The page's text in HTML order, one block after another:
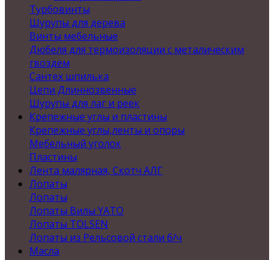
Турбовинты
Шурупы для дерева
Винты мебельные
Дюбеля для термоизоляции с металическим
гвоздем
Сантех шпилька
Цепи Длиннозвенные
Шурупы для лаг и реек
Крепежные углы и пластины
Крепежные углы,ленты и опоры
Мебельный уголок
Пластины
Лента малярная, Скотч АЛГ
Лопаты
Лопаты
Лопаты Вилы YATO
Лопаты TOLSEN
Лопаты из Рельсовой стали б/ч
Масла